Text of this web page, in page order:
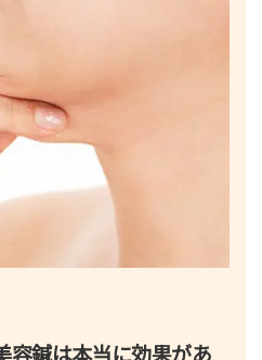
容鍼は本当に効果があ